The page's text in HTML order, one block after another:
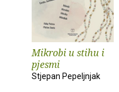
Mikrobi u stihu i
pjesmi
Stjepan Pepeljnjak